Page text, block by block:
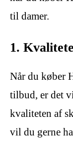
til damer.
1.
Når du køber
tilbud, er det
kvaliteten af
vil du gerne